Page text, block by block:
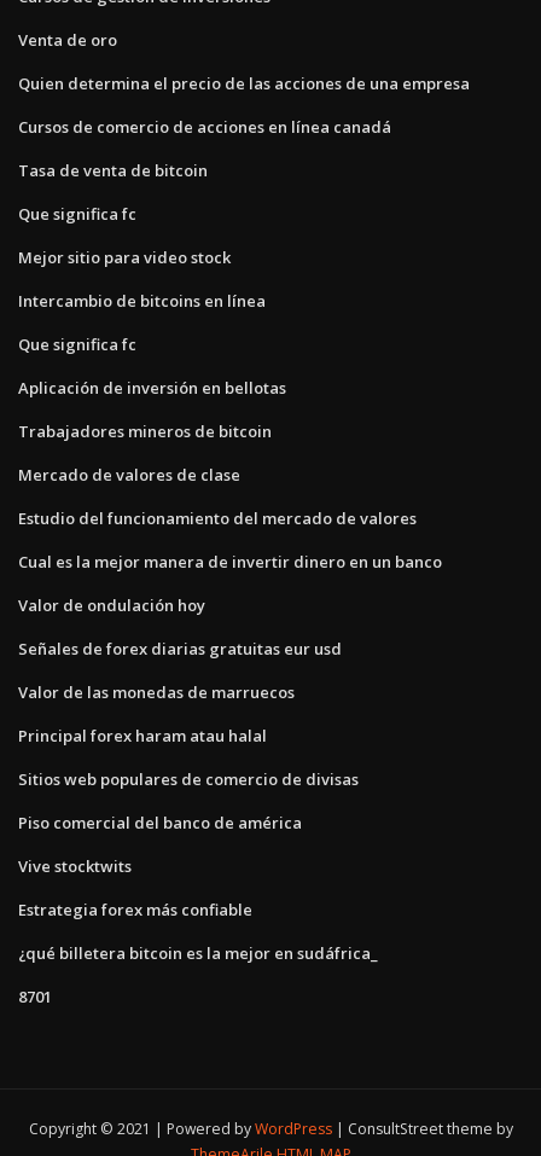
Venta de oro
Quien determina el precio de las acciones de una empresa
Cursos de comercio de acciones en línea canadá
Tasa de venta de bitcoin
Que significa fc
Mejor sitio para video stock
Intercambio de bitcoins en línea
Que significa fc
Aplicación de inversión en bellotas
Trabajadores mineros de bitcoin
Mercado de valores de clase
Estudio del funcionamiento del mercado de valores
Cual es la mejor manera de invertir dinero en un banco
Valor de ondulación hoy
Señales de forex diarias gratuitas eur usd
Valor de las monedas de marruecos
Principal forex haram atau halal
Sitios web populares de comercio de divisas
Piso comercial del banco de américa
Vive stocktwits
Estrategia forex más confiable
¿qué billetera bitcoin es la mejor en sudáfrica_
8701
Copyright © 2021 | Powered byWordPress
ConsultStreet theme by